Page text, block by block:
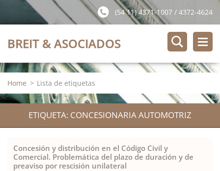
(54 11) 4371-1007 / 4372-4624
BREIT & ASOCIADOS
Home > Lista de etiquetas
ETIQUETA: CONCESIONARIA AUTOMOTRIZ
Concesión y distribución en el Código Civil y
Comercial. Problemática del plazo de duración y de
preaviso por rescisión unilateral